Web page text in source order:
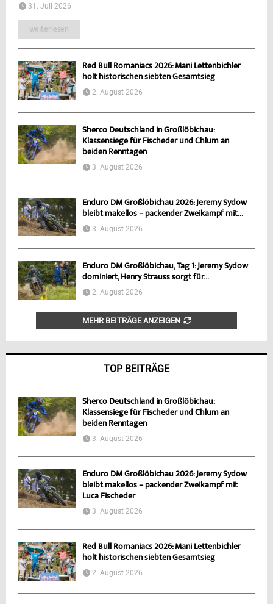
31. Juli 2026
weiterlesen
Red Bull Romaniacs 2026: Mani Lettenbichler
holt historischen siebten Gesamtsieg
2. August 2026
Sherco Deutschland in Großlöbichau:
Klassensiege für Fischeder und Chlum an
beiden Renntagen
3. August 2026
Enduro DM Großlöbichau 2026: Jeremy Sydow
bleibt makellos – packender Zweikampf mit...
3. August 2026
Enduro DM Großlöbichau, Tag 1: Jeremy Sydow
dominiert, Henry Strauss sorgt für...
2. August 2026
MEHR BEITRÄGE ANZEIGEN
TOP BEITRÄGE
Sherco Deutschland in Großlöbichau:
Klassensiege für Fischeder und Chlum an
beiden Renntagen
3. August 2026
Enduro DM Großlöbichau 2026: Jeremy Sydow
bleibt makellos – packender Zweikampf mit
Luca Fischeder
3. August 2026
Red Bull Romaniacs 2026: Mani Lettenbichler
holt historischen siebten Gesamtsieg
2. August 2026